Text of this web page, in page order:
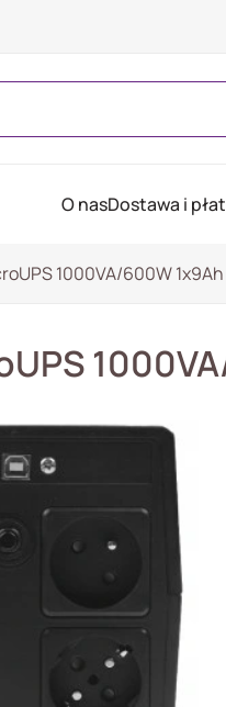
O nasDostawa i
1000VA/600W 1x9Ah